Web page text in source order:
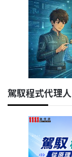
駕馭程式代理人